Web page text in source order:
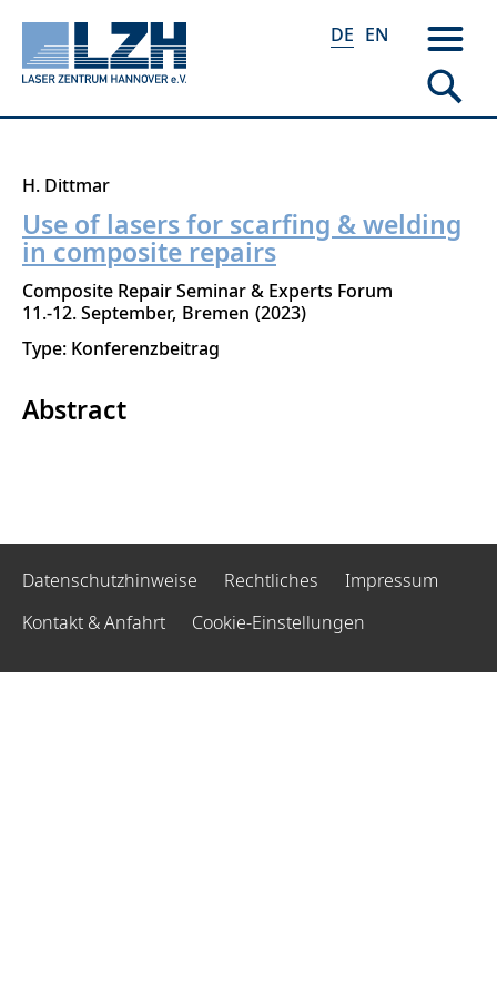
Direkt
zum
Inhalt
DE EN
H. Dittmar
Use of lasers for scarfing & welding
in composite repairs
Composite Repair Seminar & Experts Forum
11.-12. September Bremen 2023
Type: Konferenzbeitrag
Abstract
Datenschutzhinweise Rechtliches
Impressum
Kontakt & Anfahrt
Cookie-Einstellungen